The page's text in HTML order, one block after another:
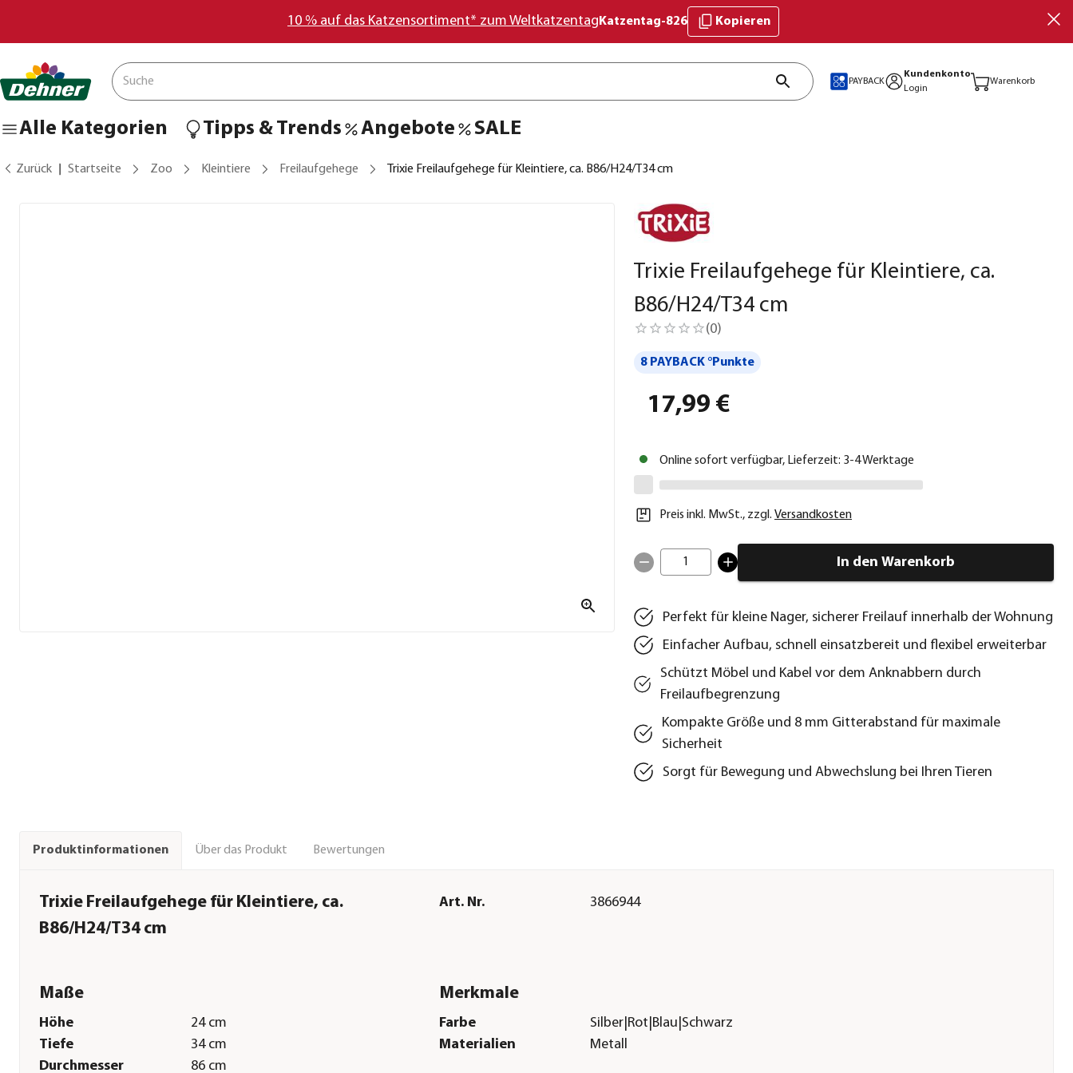
10 % auf das Katzensortiment* zum Weltkatzentag Katzentag-826 Kopieren
PAYBACK
Kundenkonto
Login
Warenkorb
Alle Kategorien Tipps & Trends Angebote SALE
Zurück Startseite Zoo Kleintiere Freilaufgehege Trixie Freilaufgehege für Kleintiere, ca. B86/H24/T34 cm
Trixie Freilaufgehege für Kleintiere, ca.
B86/H24/T34 cm
(0)
8 PAYBACK °Punkte
17,99 €
Online sofort verfügbar, Lieferzeit: 3-4 Werktage
Preis inkl. MwSt., zzgl. Versandkosten
1 In den Warenkorb
Perfekt für kleine Nager, sicherer Freilauf innerhalb der Wohnung
Einfacher Aufbau, schnell einsatzbereit und flexibel erweiterbar
Schützt Möbel und Kabel vor dem Anknabbern durch
Freilaufbegrenzung
Kompakte Größe und 8 mm Gitterabstand für maximale
Sicherheit
Sorgt für Bewegung und Abwechslung bei Ihren Tieren
Produktinformationen Über das Produkt Bewertungen
Trixie Freilaufgehege für Kleintiere, ca.
B86/H24/T34 cm
Art. Nr. 3866944
Maße
Höhe
24 cm
Tiefe
34 cm
Durchmesser
86 cm
Merkmale
Farbe
Silber|Rot|Blau|Schwarz
Materialien
Metall